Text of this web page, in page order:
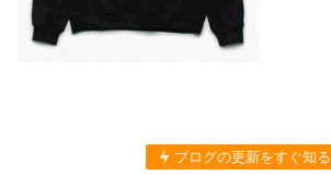
ブログの更新をすぐ知る